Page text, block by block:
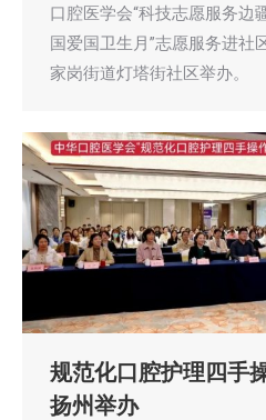
口腔医学会“科技志愿服务边
国爱国卫生月”志愿服务进社
家岗街道灯塔街社区举办。
规范化口腔护理四手
扬州举办